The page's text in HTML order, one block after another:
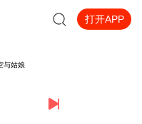
打开APP